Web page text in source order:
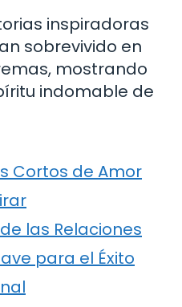
inspiradoras
sobrevivido en
mostrando
indomable de
Cortos de Amor
las Relaciones
para el Éxito